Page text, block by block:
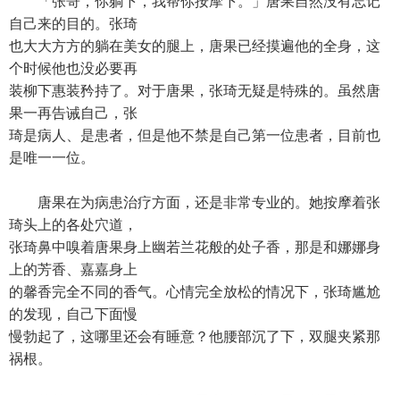
自己来的目的。张琦
也大大方方的躺在美女的腿上，唐果已经摸遍他的全身，这
个时候他也没必要再
装柳下惠装矜持了。对于唐果，张琦无疑是特殊的。虽然唐
果一再告诫自己，张
琦是病人、是患者，但是他不禁是自己第一位患者，目前也
是唯一一位。
唐果在为病患治疗方面，还是非常专业的。她按摩着张
琦头上的各处穴道，
张琦鼻中嗅着唐果身上幽若兰花般的处子香，那是和娜娜身
上的芳香、嘉嘉身上
的馨香完全不同的香气。心情完全放松的情况下，张琦尴尬
的发现，自己下面慢
慢勃起了，这哪里还会有睡意？他腰部沉了下，双腿夹紧那
祸根。